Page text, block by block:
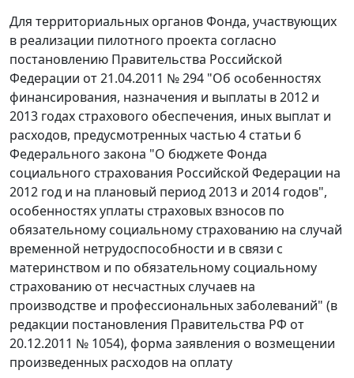
Для территориальных органов Фонда, участвующих
в реализации пилотного проекта согласно
постановлению Правительства Российской
Федерации от 21.04.2011 № 294 "Об особенностях
финансирования, назначения и выплаты в 2012 и
2013 годах страхового обеспечения, иных выплат и
расходов, предусмотренных частью 4 статьи 6
Федерального закона "О бюджете Фонда
социального страхования Российской Федерации на
2012 год и на плановый период 2013 и 2014 годов",
особенностях уплаты страховых взносов по
обязательному социальному страхованию на случай
временной нетрудоспособности и в связи с
материнством и по обязательному социальному
страхованию от несчастных случаев на
производстве и профессиональных заболеваний" (в
редакции постановления Правительства РФ от
20.12.2011 № 1054), форма заявления о возмещении
произведенных расходов на оплату